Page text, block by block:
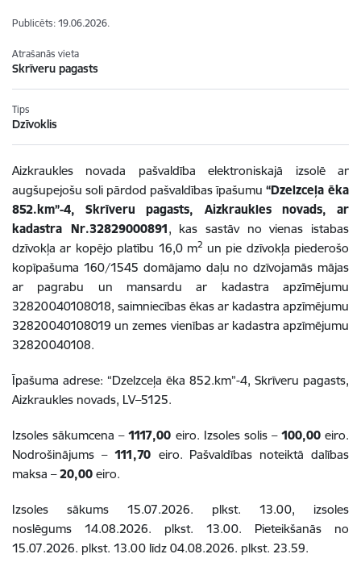
Publicēts: 19.06.2026.
Atrašanās vieta
Skrīveru pagasts
Tips
Dzīvoklis
Aizkraukles novada pašvaldība elektroniskajā izsolē ar
augšupejošu soli pārdod pašvaldības īpašumu “Dzelzceļa ēka
852.km”-4, Skrīveru pagasts, Aizkraukles novads, ar
kadastra Nr.32829000891, kas sastāv no vienas istabas
dzīvokļa ar kopējo platību 16,0 m2 un pie dzīvokļa piederošo
kopīpašuma 160/1545 domājamo daļu no dzīvojamās mājas
ar pagrabu un mansardu ar kadastra apzīmējumu
32820040108018, saimniecības ēkas ar kadastra apzīmējumu
32820040108019 un zemes vienības ar kadastra apzīmējumu
32820040108.
Īpašuma adrese: “Dzelzceļa ēka 852.km”-4, Skrīveru pagasts,
Aizkraukles novads, LV–5125.
Izsoles sākumcena – 1117,00 eiro. Izsoles solis – 100,00 eiro.
Nodrošinājums – 111,70 eiro. Pašvaldības noteiktā dalības
maksa –20,00 eiro.
Izsoles sākums 15.07.2026. plkst. 13.00, izsoles
noslēgums 14.08.2026. plkst. 13.00. Pieteikšanās no
15.07.2026. plkst. 13.00 līdz 04.08.2026. plkst. 23.59.